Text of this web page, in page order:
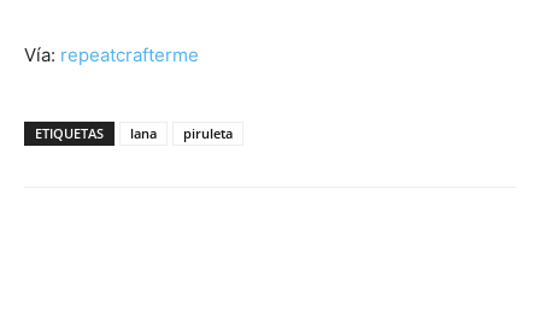
Vía: repeatcrafterme
ETIQUETAS lana piruleta